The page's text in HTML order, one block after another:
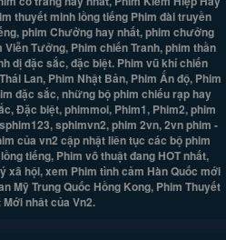
thuyết minh lồng tiếng Phim đài truyền
phim Chưởng hay nhất, phim chưởng
Tưởng, Phim chiến Tranh, phim thần
dị đặc sắc, đặc biệt. Phim vũ khí chiến
Lan, Phim Nhật Bản, Phim Ấn độ, Phim
đặc sắc, những bộ phim chiếu rạp hay
Đặc biệt, phimmoi, Phim1, Phim2, phim
sphimvn2, phim 2vn, 2vn phim -
của vn2 cập nhật liên tục các bộ phim
tiếng, Phim võ thuật đang HOT nhất,
xã hội, xem Phim tình cảm Hàn Quốc mới
Mỹ Trung Quốc Hồng Kong, Phim Thuyết
nhât của Vn2.